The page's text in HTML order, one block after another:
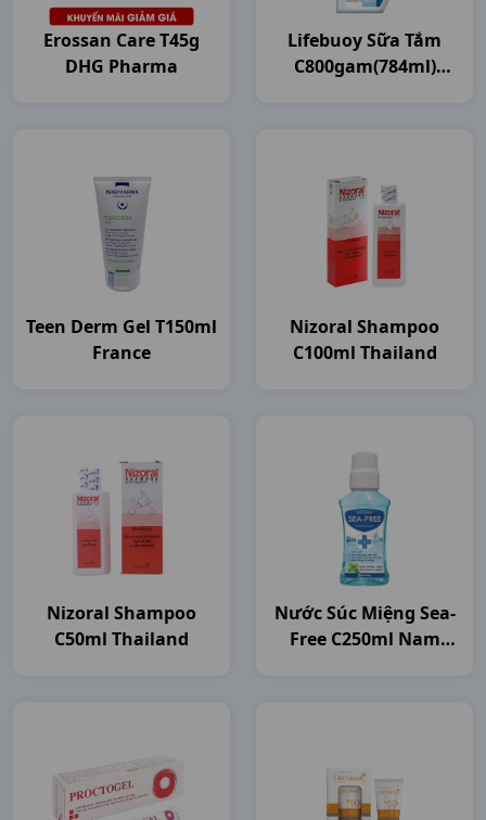
Erossan Care T45g
DHG Pharma
Lifebuoy Sữa Tắm
C800gam(784ml)
Teen Derm Gel T150ml
France
Nizoral Shampoo
C100ml Thailand
Nizoral Shampoo
C50ml Thailand
Nước Súc Miệng Sea-
Free C250ml Nam